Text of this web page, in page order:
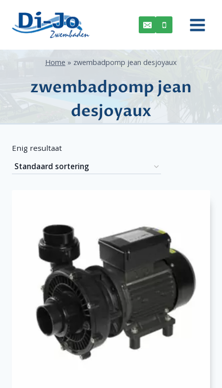
inhoud
Home » zwembadpomp jean desjoyaux
zwembadpomp jean
desjoyaux
Enig resultaat